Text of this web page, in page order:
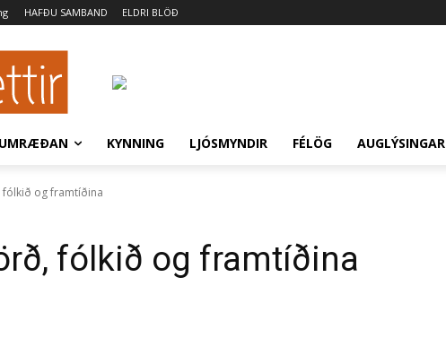
HAFÐU SAMBAND ELDRI BLÖÐ
UMRÆÐAN KYNNING LJÓSMYNDIR FÉLÖG AUGLÝSINGAR
og framtíðina
fólkið og framtíðina